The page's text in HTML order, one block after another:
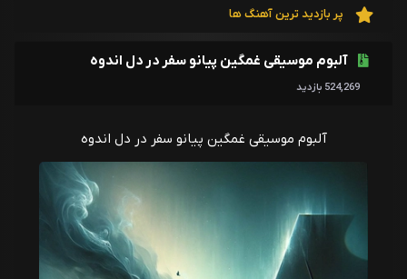
آلبوم موسیقی غمگین پیانو سفر در دل اندوه
524,269 بازدید
آلبوم موسیقی غمگین پیانو سفر در دل اندوه
پر بازدید ترین آهنگ ها